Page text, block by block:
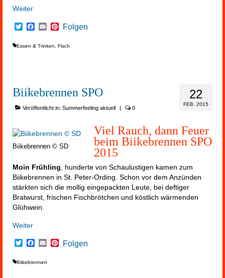
Weiter
TwitterFacebook
EmailPinterest
Folgen
Essen & Trinken Fisch
22
FEB. 2015
Biikebrennen SPO
Veröffentlicht in: Summerfeeling aktuell | 0
Biikebrennen © SD
Viel Rauch, dann Feuer
beim Biikebrennen SPO
2015
Moin Frühling , hunderte von Schaulustigen kamen zum
Biikebrennen in St. Peter-Ording. Schon vor dem Anzünden
stärkten sich die mollig eingepackten Leute, bei deftiger
Bratwurst, frischen Fischbrötchen und köstlich wärmenden
Glühwein.
Weiter
TwitterFacebook
EmailPinterest
Folgen
Biikebrennen